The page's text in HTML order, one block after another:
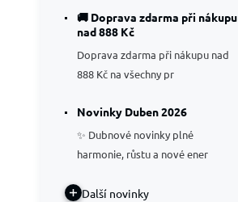
🚚 Doprava zdarma při nákupu
nad 888 Kč
Doprava zdarma při nákupu nad
888 Kč na všechny pr
Novinky Duben 2026
✨ Dubnové novinky plné
harmonie, růstu a nové ener
Další novinky